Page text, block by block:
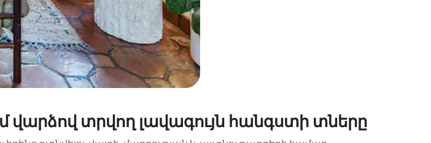
տրվող լավագույն հանգստի տները